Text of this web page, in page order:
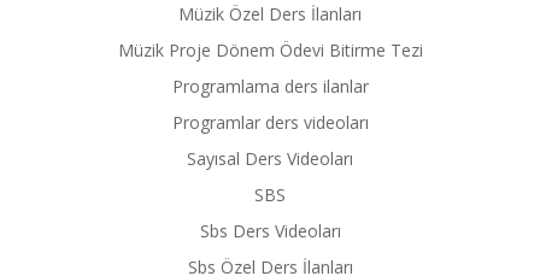
Müzik Özel Ders İlanları
Müzik Proje Dönem Ödevi Bitirme Tezi
Programlama ders ilanlar
Programlar ders videoları
Sayısal Ders Videoları
SBS
Sbs Ders Videoları
Sbs Özel Ders İlanları